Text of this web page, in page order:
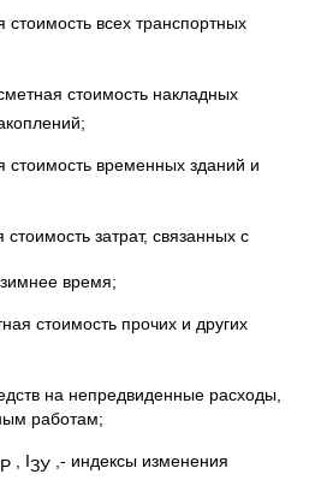
стоимость всех транспортных
стоимость накладных
стоимость временных зданий и
затрат, связанных с
время;
стоимость прочих и других
на непредвиденные расходы,
работам;
, IЗУ ,- индексы изменения